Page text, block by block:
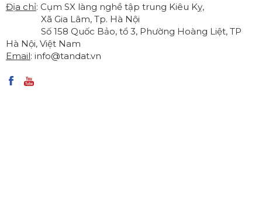
Địa chỉ: Cụm SX làng nghề tập trung Kiêu Kỵ,
Xã Gia Lâm, Tp. Hà Nội
Số 158 Quốc Bảo, tổ 3, Phường Hoàng Liệt, TP
Hà Nội, Việt Nam
Email: info@tandat.vn